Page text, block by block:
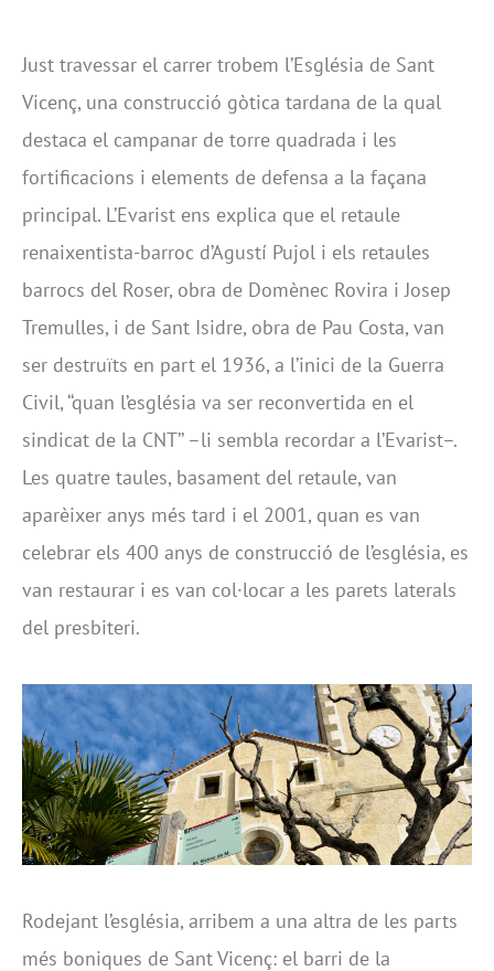
Just travessar el carrer trobem l’Església de Sant
Vicenç, una construcció gòtica tardana de la qual
destaca el campanar de torre quadrada i les
fortificacions i elements de defensa a la façana
principal. L’Evarist ens explica que el retaule
renaixentista-barroc d’Agustí Pujol i els retaules
barrocs del Roser, obra de Domènec Rovira i Josep
Tremulles, i de Sant Isidre, obra de Pau Costa, van
ser destruïts en part el 1936, a l’inici de la Guerra
Civil, ‘‘quan l’església va ser reconvertida en el
sindicat de la CNT’’ –li sembla recordar a l’Evarist–.
Les quatre taules, basament del retaule, van
aparèixer anys més tard i el 2001, quan es van
celebrar els 400 anys de construcció de l’església, es
van restaurar i es van col·locar a les parets laterals
del presbiteri.
Rodejant l’església, arribem a una altra de les parts
més boniques de Sant Vicenç: el barri de la